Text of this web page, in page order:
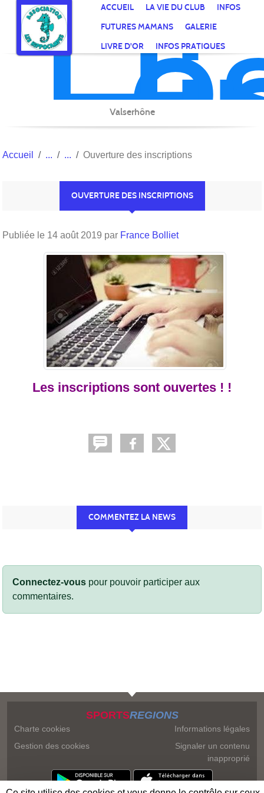
ACCUEIL LA VIE DU CLUB
INFOS
FUTURES MAMANS
GALERIE
LIVRE D'OR
INFOS PRATIQUES
Valserhône
Accueil Ouverture des inscriptions
OUVERTURE DES INSCRIPTIONS
Publiée le 14 août 2019 par France Bolliet
Les inscriptions sont ouvertes ! !
COMMENTEZ LA NEWS
Connectez-vous pour pouvoir participer aux
commentaires.
SPORTSREGIONS
Charte cookies
Gestion des cookies
Informations légales
Signaler un contenu
inapproprié
Panneau de gestion des cookies